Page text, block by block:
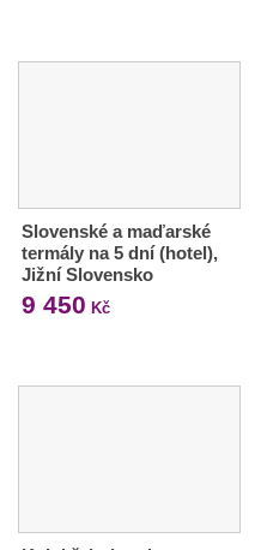
Slovenské a maďarské
termály na 5 dní (hotel),
Jižní Slovensko
9 450 Kč